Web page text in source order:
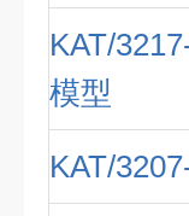
KAT/
模型
KAT/